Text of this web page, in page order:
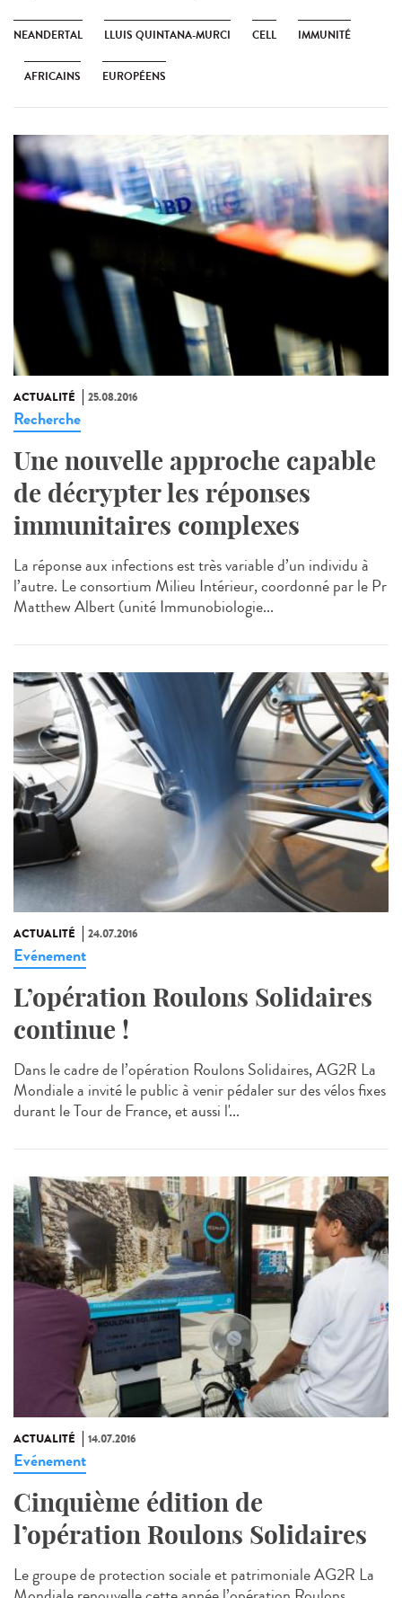
NEANDERTAL LLUIS QUINTANA-MURCI CELL IMMUNITÉ
AFRICAINS EUROPÉENS
ACTUALITÉ 25.08.2016
Recherche
Une nouvelle approche capable
de décrypter les réponses
immunitaires complexes
La réponse aux infections est très variable d’un individu à
l’autre. Le consortium Milieu Intérieur, coordonné par le Pr
Matthew Albert (unité Immunobiologie...
ACTUALITÉ 24.07.2016
Evénement
L’opération Roulons Solidaires
continue !
Dans le cadre de l’opération Roulons Solidaires, AG2R La
Mondiale a invité le public à venir pédaler sur des vélos fixes
durant le Tour de France, et aussi l'...
ACTUALITÉ 14.07.2016
Evénement
Cinquième édition de
l’opération Roulons Solidaires
Le groupe de protection sociale et patrimoniale AG2R La